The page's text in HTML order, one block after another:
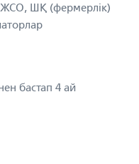
ШҚ (фермерлік)
бастап 4 ай